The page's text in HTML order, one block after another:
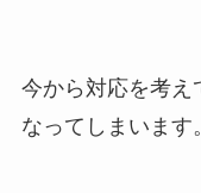
今から対応を考え
なってしまいます。